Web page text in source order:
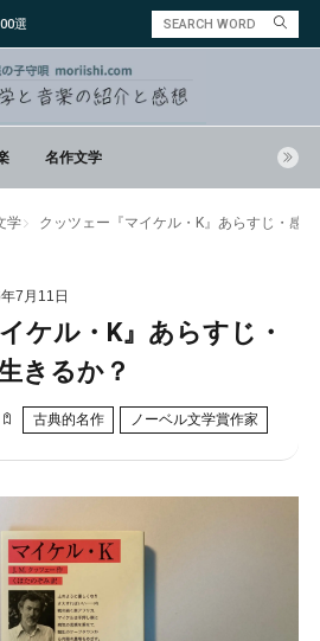
選
名作文学
学 クッツェー『マイケル・K』あらすじ・感
7月11日
ケル・K』あらすじ・
きるか？
古典的名作 ノーベル文学賞作家